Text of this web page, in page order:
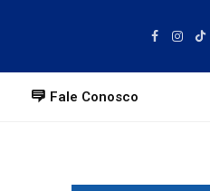
Facebook
Fale Conosco